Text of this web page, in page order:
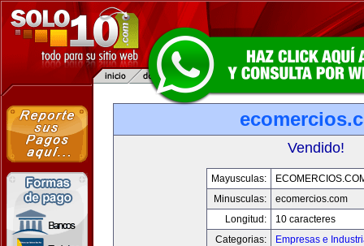
Vendido!
Mayusculas:
Minusculas:
ecomercios.com
Longitud:
10 caracteres
Categorias:
Empresas e